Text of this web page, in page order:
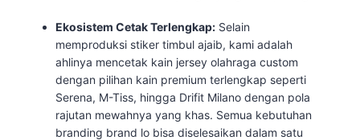
Ekosistem Cetak Terlengkap: Selain
memproduksi stiker timbul ajaib, kami adalah
ahlinya mencetak kain jersey olahraga custom
dengan pilihan kain premium terlengkap seperti
Serena, M-Tiss, hingga Drifit Milano dengan pola
rajutan mewahnya yang khas. Semua kebutuhan
branding brand lo bisa diselesaikan dalam satu